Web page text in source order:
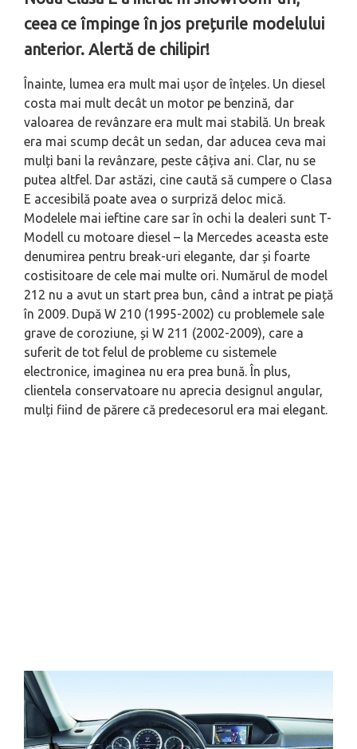
ceea ce împinge în jos prețurile modelului
anterior. Alertă de chilipir!
Înainte, lumea era mult mai ușor de înțeles. Un diesel
costa mai mult decât un motor pe benzină, dar
valoarea de revânzare era mult mai stabilă. Un break
era mai scump decât un sedan, dar aducea ceva mai
mulți bani la revânzare, peste câțiva ani. Clar, nu se
putea altfel. Dar astăzi, cine caută să cumpere o Clasa
E accesibilă poate avea o surpriză deloc mică.
Modelele mai ieftine care sar în ochi la dealeri sunt T-
Modell cu motoare diesel – la Mercedes aceasta este
denumirea pentru break-uri elegante, dar și foarte
costisitoare de cele mai multe ori. Numărul de model
212 nu a avut un start prea bun, când a intrat pe piață
în 2009. După W 210 (1995-2002) cu problemele sale
grave de coroziune, și W 211 (2002-2009), care a
suferit de tot felul de probleme cu sistemele
electronice, imaginea nu era prea bună. În plus,
clientela conservatoare nu aprecia designul angular,
mulți fiind de părere că predecesorul era mai elegant.